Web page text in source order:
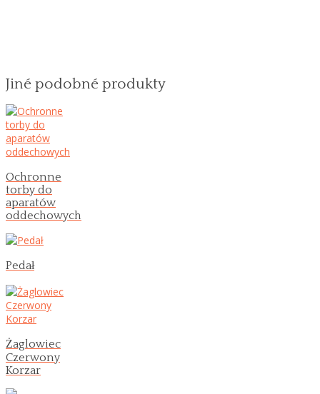
Jiné podobné produkty
Ochronne
torby do
aparatów
oddechowych
Pedał
Żaglowiec
Czerwony
Korzar